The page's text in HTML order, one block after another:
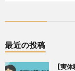
最近の投稿
【実